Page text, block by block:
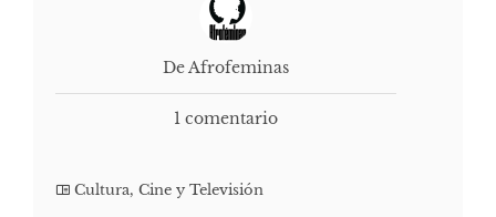
De Afrofeminas
1 comentario
Cultura, Cine y Televisión